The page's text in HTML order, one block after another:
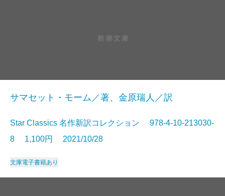
サマセット・モーム／著、金原瑞人／訳
Star Classics 名作新訳コレクション 978-4-10-213030-
8 1,100円 2021/10/28
文庫電子書籍あり